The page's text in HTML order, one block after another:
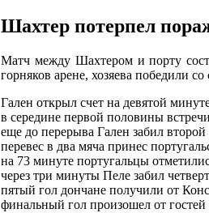
Шахтер потерпел
Матч между Шахтером и порту
горняков арене, хозяева победили
Гален открыл счет на девятой
в середине первой половины
еще до перерыва Гален забил второй
перевес в два мяча принес
на 73 минуте португальцы
через три минуты Пеле забил
пятый гол дончане получили от
финальный гол произошел от гостей